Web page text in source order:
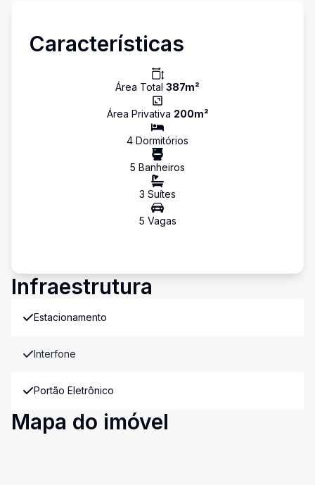
Características
Área Total 387m²
Área Privativa 200m²
4 Dormitórios
5 Banheiros
3 Suítes
5 Vagas
Infraestrutura
Estacionamento
Interfone
Portão Eletrônico
Mapa do imóvel